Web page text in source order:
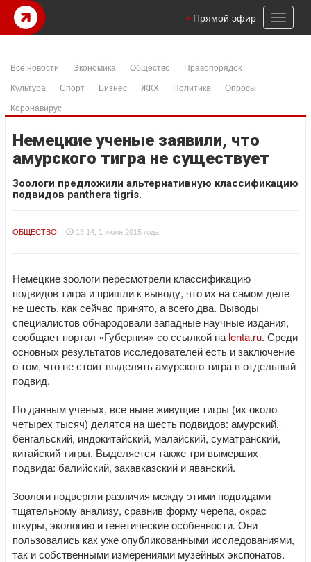
Toggle
Прямой эфир
Все новости Экономика Общество
Правопорядок
Культура
Спорт Бизнес ЖКХ Политика
Опросы
Коронавирус
Немецкие ученые заявили, что
амурского тигра не существует
Зоологи предложили альтернативную классификацию
подвидов panthera tigris.
ОБЩЕСТВО 13:14, 1 июля 2015 года
Немецкие зоологи пересмотрели классификацию
подвидов тигра и пришли к выводу, что их на самом деле
не шесть, как сейчас принято, а всего два. Выводы
специалистов обнародовали западные научные издания,
сообщает портал «Губерния» со ссылкой на lenta.ru. Среди
основных результатов исследователей есть и заключение
о том, что не стоит выделять амурского тигра в отдельный
подвид.
По данным ученых, все ныне живущие тигры (их около
четырех тысяч) делятся на шесть подвидов: амурский,
бенгальский, индокитайский, малайский, суматранский,
китайский тигры. Выделяется также три вымерших
подвида: балийский, закавказский и яванский.
Зоологи подвергли различия между этими подвидами
тщательному анализу, сравнив форму черепа, окрас
шкуры, экологию и генетические особенности. Они
пользовались как уже опубликованными исследованиями,
так и собственными измерениями музейных экспонатов.